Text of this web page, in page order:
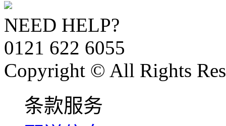
NEED HELP?
0121 622 6055
Copyright © All Rights
条款服务